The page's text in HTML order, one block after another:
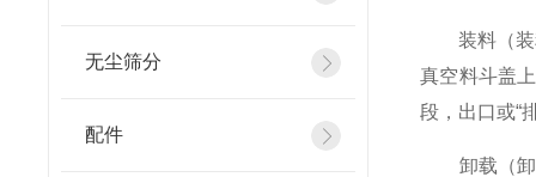
无尘筛分
配件
装料（装料
真空料斗盖
段，出口或“
卸载（卸料